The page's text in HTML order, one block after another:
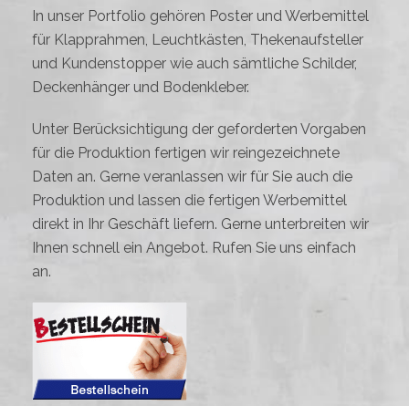
In unser Portfolio gehören Poster und Werbemittel
für Klapprahmen, Leuchtkästen, Thekenaufsteller
und Kundenstopper wie auch sämtliche Schilder,
Deckenhänger und Bodenkleber.
Unter Berücksichtigung der geforderten Vorgaben
für die Produktion fertigen wir reingezeichnete
Daten an. Gerne veranlassen wir für Sie auch die
Produktion und lassen die fertigen Werbemittel
direkt in Ihr Geschäft liefern. Gerne unterbreiten wir
Ihnen schnell ein Angebot. Rufen Sie uns einfach
an.